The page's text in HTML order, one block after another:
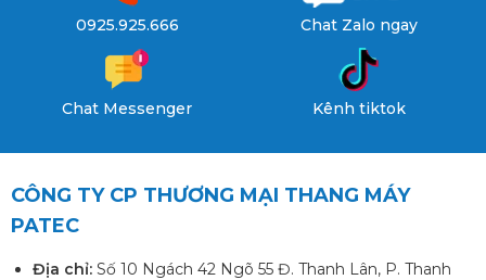
0925.925.666 Chat Zalo ngay
Chat Messenger Kênh tiktok
CÔNG TY CP THƯƠNG MẠI THANG MÁY
PATEC
Địa chỉ: Số 10 Ngách 42 Ngõ 55 Đ. Thanh Lân, P. Thanh